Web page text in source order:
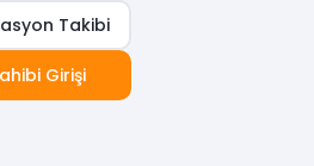
Takibi
Girişi